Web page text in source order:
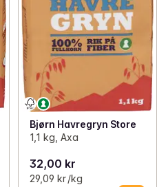
Bjørn Havregryn Store
1,1 kg, Axa
32,00 kr
29,09 kr /kg